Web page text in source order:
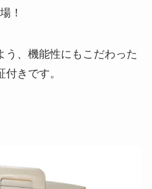
！
う、機能性にもこだわった
きです。